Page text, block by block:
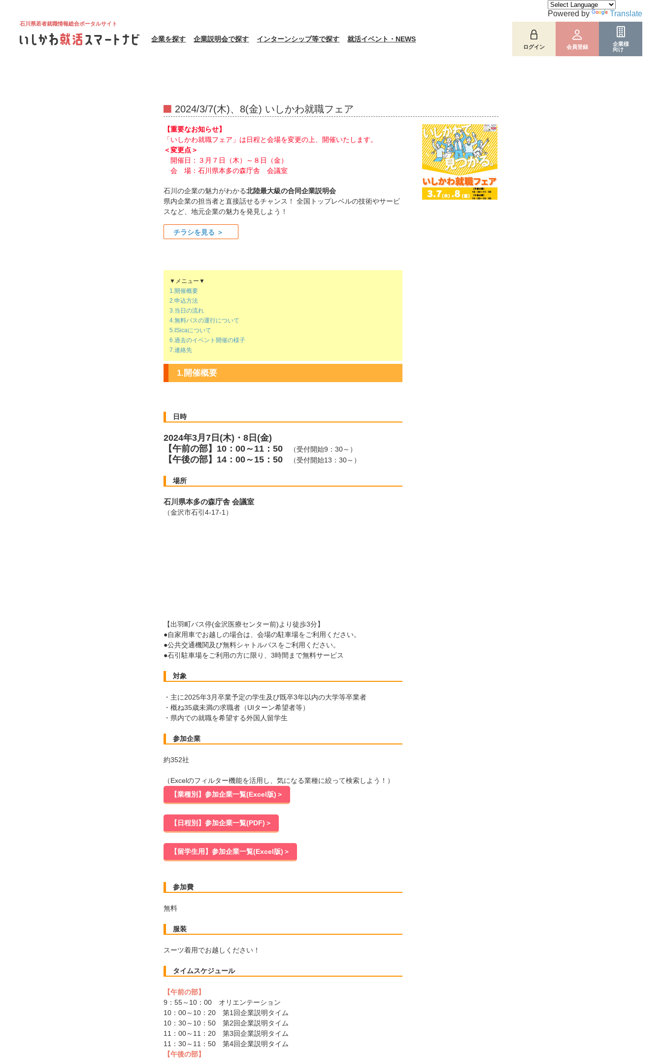
石川県若者就職情報総合ポータルサイト
企業を探す 企業説明会で探す インターンシップ等で探す 就活イベント・NEWS
ログイン 会員登録
企業様
向け
Powered by Translate
2024/3/7(木)、8(金) いしかわ就職フェア
【重要なお知らせ】
「いしかわ就職フェア」は日程と会場を変更の上、開催いたします。
＜変更点＞
開催日：３月７日（木）～８日（金）
会 場：石川県本多の森庁舎 会議室
石川の企業の魅力がわかる北陸最大級の合同企業説明会
県内企業の担当者と直接話せるチャンス！ 全国トップレベルの技術やサービ
スなど、地元企業の魅力を発見しよう！
チラシを見る ＞
▼メニュー▼
1.開催概要
2.申込方法
3.当日の流れ
4.無料バスの運行について
5.ISicaについて
6.過去のイベント開催の様子
7.連絡先
1.開催概要
日時
2024年3月7日(木)・8日(金)
【午前の部】10：00～11：50 （受付開始9：30～）
【午後の部】14：00～15：50 （受付開始13：30～）
場所
石川県本多の森庁舎 会議室
（金沢市石引4-17-1）
【出羽町バス停(金沢医療センター前)より徒歩3分】
●自家用車でお越しの場合は、会場の駐車場をご利用ください。
●公共交通機関及び無料シャトルバスをご利用ください。
●石引駐車場をご利用の方に限り、3時間まで無料サービス
対象
・主に2025年3月卒業予定の学生及び既卒3年以内の大学等卒業者
・概ね35歳未満の求職者（UIターン希望者等）
・県内での就職を希望する外国人留学生
参加企業
約352社
（Excelのフィルター機能を活用し、気になる業種に絞って検索しよう！）
【業種別】参加企業一覧(Excel版)＞
【日程別】参加企業一覧(PDF)＞
【留学生用】参加企業一覧(Excel版)＞
参加費
無料
服装
スーツ着用でお越しください！
タイムスケジュール
【午前の部】
9：55～10：00 オリエンテーション
10：00～10：20 第1回企業説明タイム
10：30～10：50 第2回企業説明タイム
11：00～11：20 第3回企業説明タイム
11：30～11：50 第4回企業説明タイム
【午後の部】